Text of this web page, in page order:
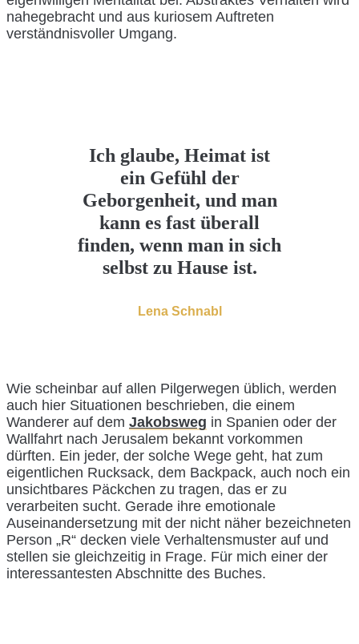
nahegebracht und aus kuriosem Auftreten
verständnisvoller Umgang.
Ich glaube, Heimat ist
ein Gefühl der
Geborgenheit, und man
kann es fast überall
finden, wenn man in sich
selbst zu Hause ist.
Lena Schnabl
Wie scheinbar auf allen Pilgerwegen üblich, werden
auch hier Situationen beschrieben, die einem
Wanderer auf dem Jakobsweg in Spanien oder der
Wallfahrt nach Jerusalem bekannt vorkommen
dürften. Ein jeder, der solche Wege geht, hat zum
eigentlichen Rucksack, dem Backpack, auch noch ein
unsichtbares Päckchen zu tragen, das er zu
verarbeiten sucht. Gerade ihre emotionale
Auseinandersetzung mit der nicht näher bezeichneten
Person „R“ decken viele Verhaltensmuster auf und
stellen sie gleichzeitig in Frage. Für mich einer der
interessantesten Abschnitte des Buches.